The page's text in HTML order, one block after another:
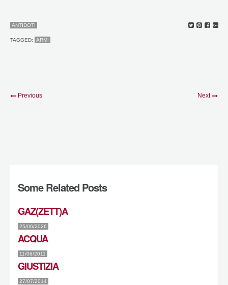
ANTIDOTI
TAGGED: ARMI
Previous Next
Some Related Posts
GAZ(ZETT)A
25/06/2026
ACQUA
11/06/2011
GIUSTIZIA
27/07/2014